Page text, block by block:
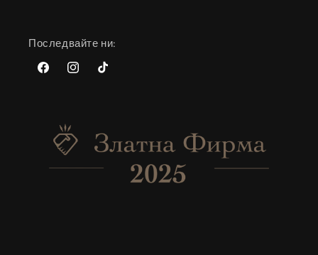
Последвайте ни:
FacebookInstagramTikTok